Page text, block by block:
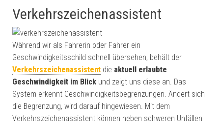
Verkehrszeichenassistent
Während wir als Fahrerin oder Fahrer ein
Geschwindigkeitsschild schnell übersehen, behält der
Verkehrszeichenassistent die aktuell erlaubte
Geschwindigkeit im Blick und zeigt uns diese an. Das
System erkennt Geschwindigkeitsbegrenzungen. Ändert sich
die Begrenzung, wird darauf hingewiesen. Mit dem
Verkehrszeichenassistent können neben schweren Unfällen